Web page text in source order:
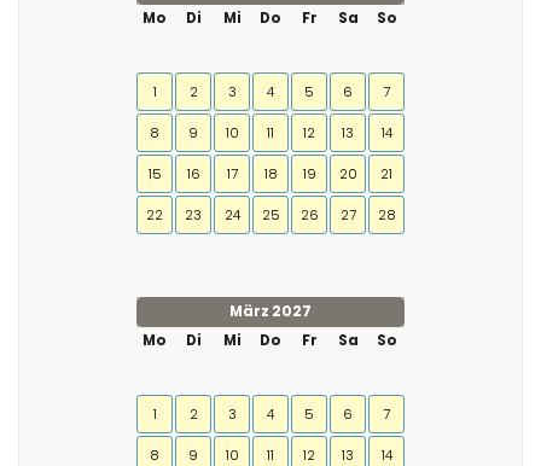
Mo
Di Mi Do Fr Sa So
1 2 3 4 5 6 7
8 9 10 11 12 13 14
15 16 17 18 19 20 21
22 23 24 25 26 27 28
März 2027
Mo
Di Mi Do Fr Sa So
1 2 3 4 5 6 7
8 9 10 11 12 13 14